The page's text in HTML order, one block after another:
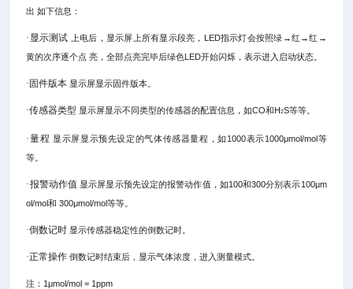
出如下信息：
·显示测试 上电后，显示屏上所有显示段亮， LED指示灯会按照绿 →红 →红 →
黄的次序逐个点亮，全部点亮完毕后绿色LED开始闪烁，表示进入启动状态。
·固件版本 显示屏显示固件版本。
·传感器类型 显示屏显示不同类型的传感器的配置信息，如CO和H2S等等。
·量程 显示屏显示预先设定的气体传感器量程，如 1000表示1000μmol/mol等
等。
·报警动作值 显示屏显示预先设定的报警动作值，如100和300分别表示100μm
ol/mol和300μmol/mol等等。
·倒数记时 显示传感器稳定性的倒数记时。
·正常操作倒数记时结束后，显示气体浓度，进入测量模式。
注： 1μmol/mol = 1ppm